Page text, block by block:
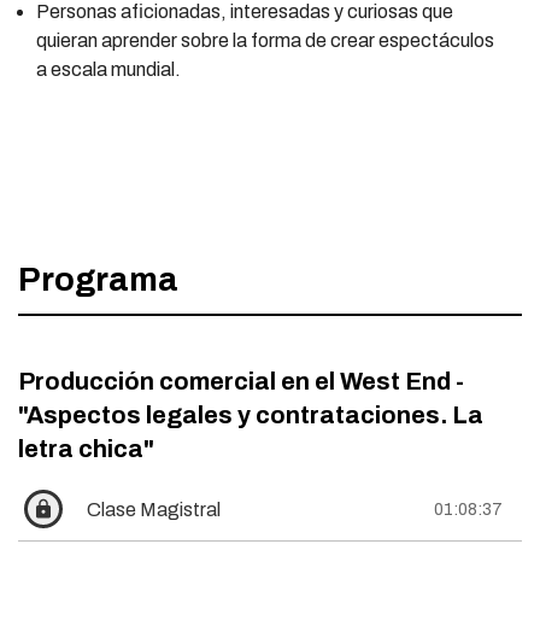
Personas aficionadas, interesadas y curiosas que
quieran aprender sobre la forma de crear espectáculos
a escala mundial.
Programa
Producción comercial en el West End -
"Aspectos legales y contrataciones. La
letra chica"
lock Clase Magistral 01:08:37